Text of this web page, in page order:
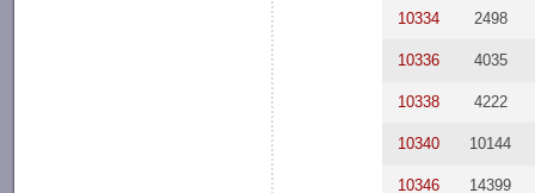
10334 2498
10336 4035
10338 4222
10340 10144
10346 14399